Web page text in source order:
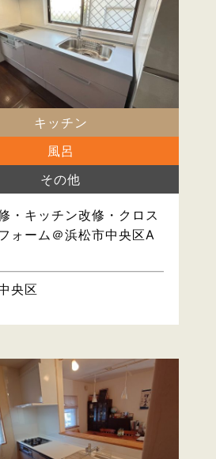
キッチン
風呂
その他
・キッチン改修・クロス
ォーム＠浜松市中央区A
央区